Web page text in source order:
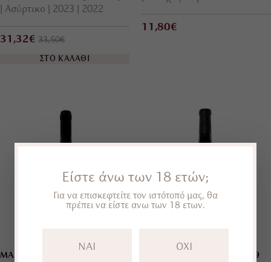
Ασύρτικο
2023 2022
31,32€ 33,50€
ΣΤΟ ΚΑΛΑΘΙ
11,80€
ΜΑΛΑΓΟΥΖΙΑ 2023
ROSÉ DE XINOMAVRO 2019
Είστε άνω των 18 ετών;
Για να επισκεφτείτε τον ιστότοπό μας, θα
πρέπει να είστε ανω των 18 ετων.
NAI OXI